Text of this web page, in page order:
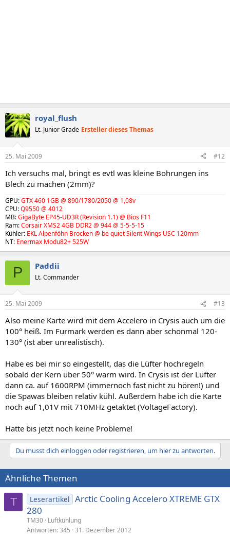
royal_flush
Lt. Junior Grade Ersteller dieses Themas
25. Mai 2009 #12
Ich versuchs mal, bringt es evtl was kleine Bohrungen ins
Blech zu machen (2mm)?
GPU:GTX 460 1GB @ 890/1780/2050 @ 1,08v
CPU:Q9550 @ 4012
MB:GigaByte EP45-UD3R (Revision 1.1) @ Bios F11
Ram:Corsair XMS2 4GB DDR2 @ 944 @ 5-5-5-15
Kühler: EKL Alpenföhn Brocken @ be quiet Silent Wings USC 120mm
NT: Enermax Modu82+ 525W
P Paddii
Lt. Commander
25. Mai 2009 #13
Also meine Karte wird mit dem Accelero in Crysis auch um die
100° heiß. Im Furmark werden es dann aber schonmal 120-
130° (ist aber unrealistisch).
Habe es bei mir so eingestellt, das die Lüfter hochregeln
sobald der Kern über 50° warm wird. In Crysis ist der Lüfter
dann ca. auf 1600RPM (immernoch fast nicht zu hören!) und
die Spawas bleiben relativ kühl. Außerdem habe ich die Karte
noch auf 1,01V mit 710MHz getaktet (VoltageFactory).
Hatte bis jetzt noch keine Probleme!
Du musst dich einloggen oder registrieren, um hier zu antworten.
Ähnliche Themen
T Leserartikel Arctic Cooling Accelero XTREME GTX
280
TM30 Luftkühlung
Antworten 345 31. Dezember 2012